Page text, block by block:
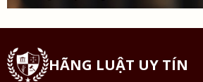
HÃNG LUẬT UY TÍN